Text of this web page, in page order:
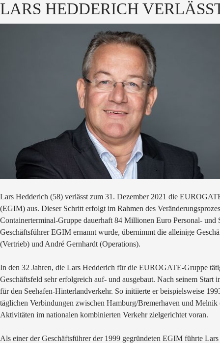
LARS HEDDERICH
Lars Hedderich (58) verlässt zum 31. Dezember 2021 die
(EGIM) aus. Dieser Schritt erfolgt im Rahmen des
Containerterminal-Gruppe dauerhaft 84 Millionen Euro Personal-
Geschäftsführer EGIM ernannt wurde, übernimmt die alleinige
(Vertrieb) und André Gernhardt (Operations).
In den 32 Jahren, die Lars Hedderich für die EUROGATE-Gruppe
Geschäftsfeld sehr erfolgreich auf- und ausgebaut. Nach seinem
für den Seehafen-Hinterlandverkehr. So initiierte er beispielsweise
täglichen Verbindungen zwischen Hamburg/Bremerhaven und
Aktivitäten im nationalen kombinierten Verkehr zielgerichtet voran.
Als einer der Geschäftsführer der 1999 gegründeten EGIM führte